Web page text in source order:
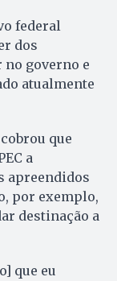
federal
dos
governo e
atualmente
que
a
apreendidos
por exemplo,
destinação a
que eu